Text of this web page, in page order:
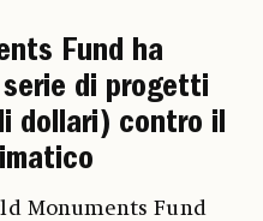
Fund ha
di progetti
dollari) contro il
Monuments Fund